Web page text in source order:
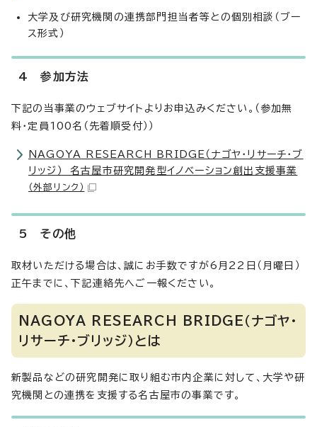
大学及び研究機関の連携部門担当者等との個別相談（ブー
ス形式）
4 参加方法
下記の当事業のウェブサイトよりお申込みください。（参加無
料・定員100名（先着順受付））
NAGOYA RESEARCH BRIDGE（ナゴヤ・リサーチ・ブ
リッジ） 名古屋市研究開発型イノベーション創出支援事業
（外部リンク）
5 その他
取材いただける場合は、誠にお手数ですが6月22日（月曜日）
正午までに、下記連絡先へご一報ください。
NAGOYA RESEARCH BRIDGE（ナゴヤ・
リサーチ・ブリッジ）とは
新製品などの研究開発に取り組む市内企業に対して、大学や研
究機関との連携を支援する名古屋市の事業です。